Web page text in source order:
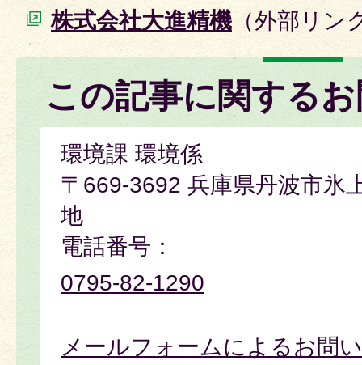
株式会社大進精機 （外部リン
この記事に関する
環境課 環境係
〒669-3692 兵庫県丹波市氷
地
電話番号：
0795-82-1290
メールフォームによるお問